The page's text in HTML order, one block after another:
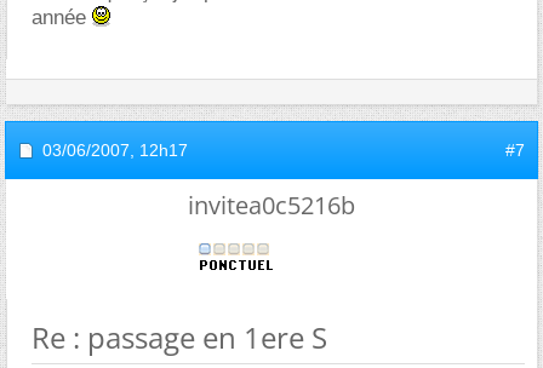
année
03/06/2007, 12h17 #7
invitea0c5216b
Re : passage en 1ere S